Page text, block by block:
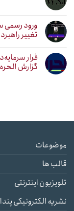
ورود رسمی
تغییر
فرار
گزارش
موضوعات
قالب ها
تلویزیون اینترنتی
نشریه الکترونیکی